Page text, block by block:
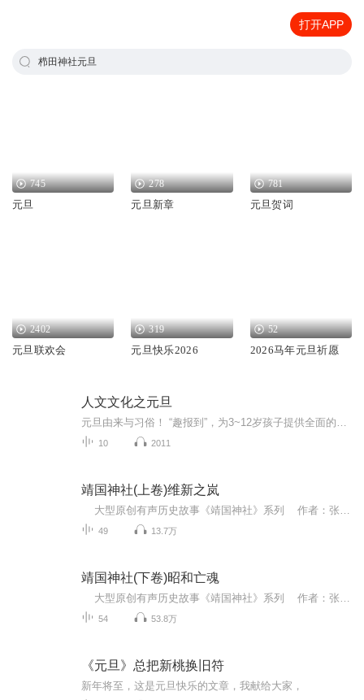
打开APP
栉田神社元旦
745
元旦
278
元旦新章
781
元旦贺词
2402
元旦联欢会
319
元旦快乐2026
52
2026马年元旦祈愿
人文文化之元旦
10 2011
靖国神社(上卷)维新之岚
49 13.7万
靖国神社(下卷)昭和亡魂
54 53.8万
《元旦》总把新桃换旧符
新年将至，这是元旦快乐的文章，我献给大家，